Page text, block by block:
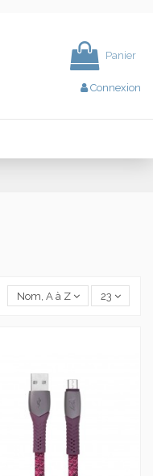
Panier
Connexion
Nom, A à Z 23